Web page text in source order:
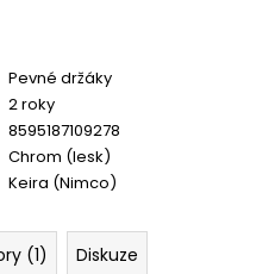
Pevné držáky
2 roky
8595187109278
Chrom (lesk)
Keira (Nimco)
(1) Diskuze